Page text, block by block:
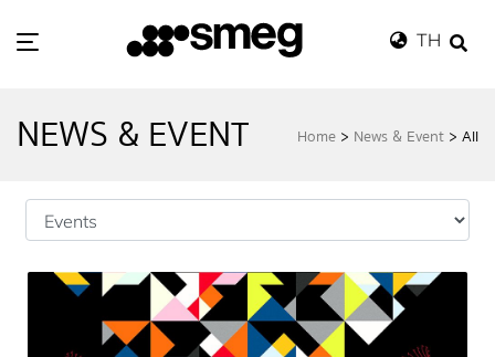
TH
Home
talog
NEWS & EVENT Home > News & Event > All